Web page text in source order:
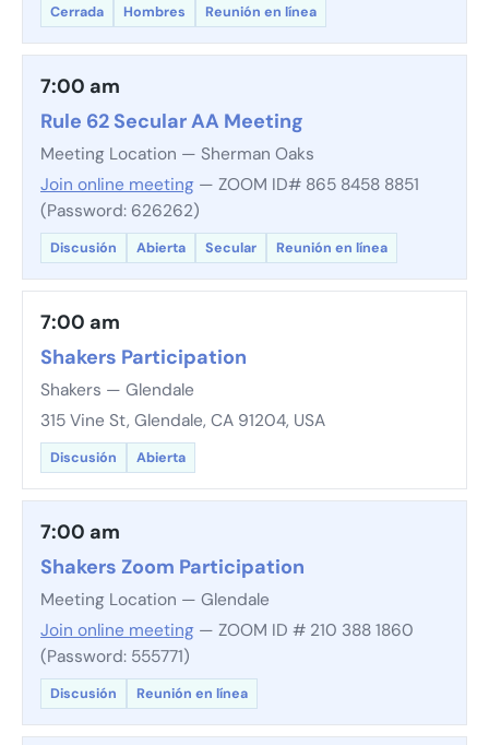
Cerrada Hombres Reunión en línea
7:00 am
Rule 62 Secular AA Meeting
Meeting Location — Sherman Oaks
Join online meeting — ZOOM ID# 865 8458 8851
(Password: 626262)
Discusión Abierta Secular Reunión en línea
7:00 am
Shakers Participation
Shakers — Glendale
315 Vine St, Glendale, CA 91204, USA
Discusión Abierta
7:00 am
Shakers Zoom Participation
Meeting Location — Glendale
Join online meeting — ZOOM ID # 210 388 1860
(Password: 555771)
Discusión Reunión en línea